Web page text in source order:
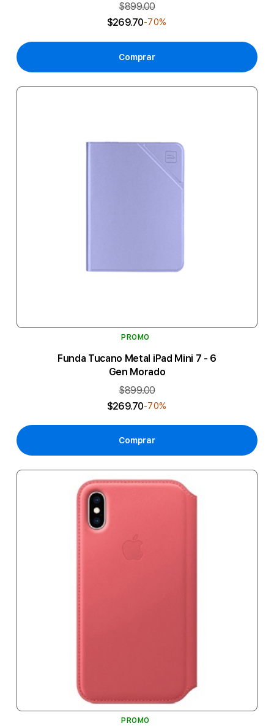
$899.00
$269.70-70%
Comprar
PROMO
Funda Tucano Metal iPad Mini 7 - 6
Gen Morado
$899.00
$269.70-70%
Comprar
PROMO